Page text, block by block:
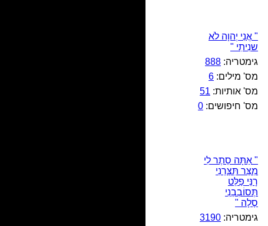
" אֲנִי יְהוָה לֹא
שנִיתִי "
גימטריה: 888
מס' מילים: 6
מס' אותיות: 51
מס' חיפושים: 0
" אַתָּה סֵתֶר לִי
מִצַּר תִּצְּרֵנִי
רָנֵּי פַלֵּט
תְּסוֹבְבֵנִי
סֶלָה "
גימטריה: 3190